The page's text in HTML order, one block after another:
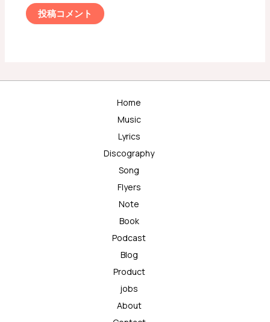
Home
Music
Lyrics
Discography
Song
Flyers
Note
Book
Podcast
Blog
Product
jobs
About